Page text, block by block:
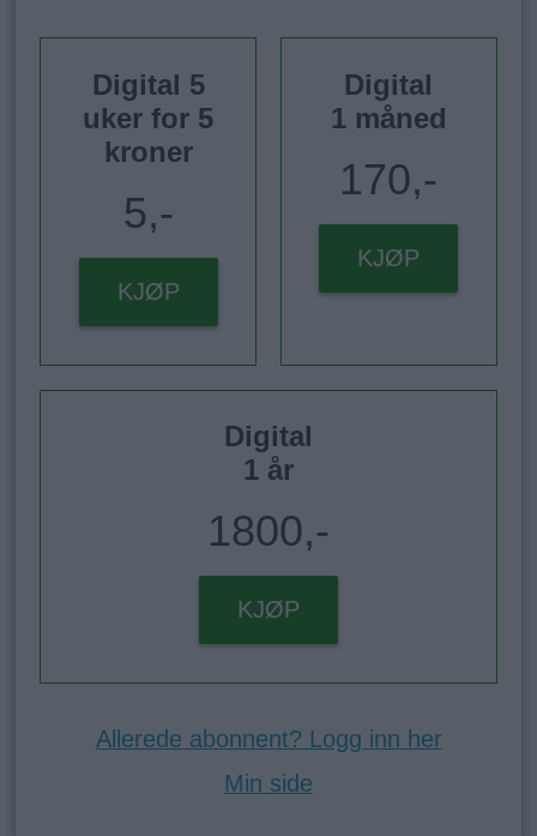
Digital 5
uker for 5
kroner
5,-
KJØP
Digital
1 måned
170,-
KJØP
Digital
1 år
1800,-
KJØP
Allerede abonnent? Logg inn her
Min side